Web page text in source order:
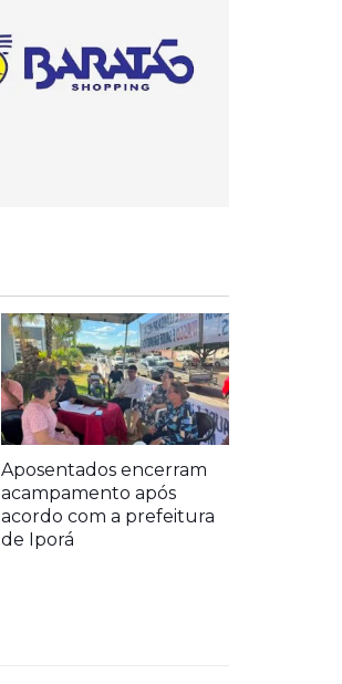
Aposentados encerram
acampamento após
acordo com a prefeitura
de Iporá